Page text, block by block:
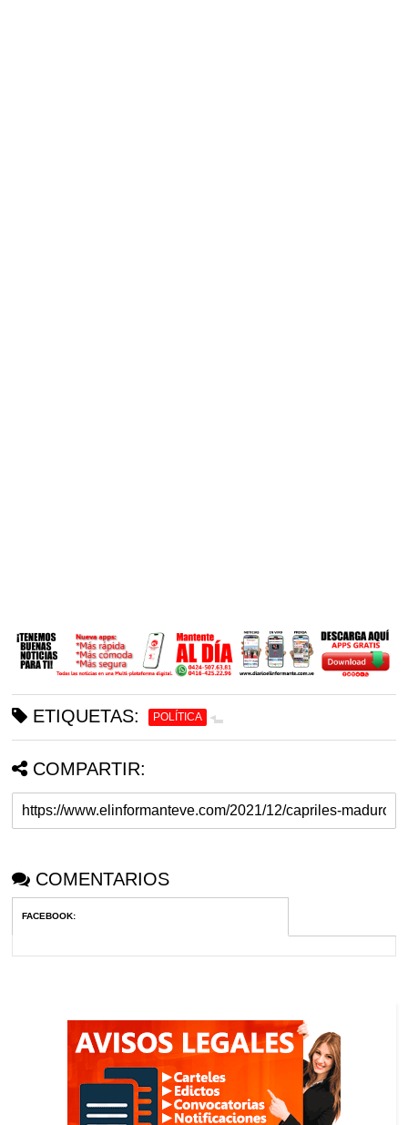
ETIQUETAS: POLÍTICA
COMPARTIR:
COMENTARIOS
FACEBOOK: